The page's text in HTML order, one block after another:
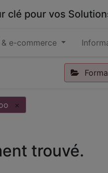
clé pour vos
& e-commerce
×
trouvé.